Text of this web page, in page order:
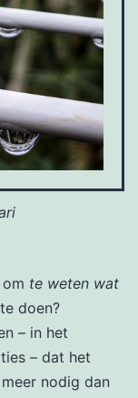
te weten wat
doen?
– in het
– dat het
nodig dan